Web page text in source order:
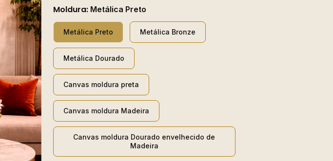
Moldura: Metálica Preto
Metálica Preto Metálica Bronze
Metálica Dourado
Canvas moldura preta
Canvas moldura Madeira
Canvas moldura Dourado envelhecido de
Madeira